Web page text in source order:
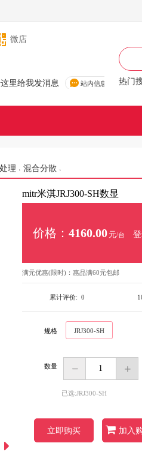
微店
站内信息 热门
理 混合分散
mitr米淇JRJ300-SH数显
价格： 4160.00 元
满元优惠(限时)： 惠品满60元包邮
累计评价: 0
规格 JRJ300-SH
数量
已选:JRJ300-SH
立即购买 加入